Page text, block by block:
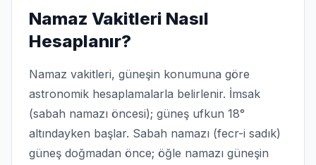
Namaz Vakitleri Nasıl
Hesaplanır?
Namaz vakitleri, güneşin konumuna göre
astronomik hesaplamalarla belirlenir. İmsak
(sabah namazı öncesi); güneş ufkun 18°
altındayken başlar. Sabah namazı (fecr-i sadık)
güneş doğmadan önce; öğle namazı güneşin